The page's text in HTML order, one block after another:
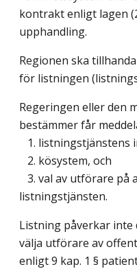
kontrakt enligt lagen
upphandling.
Regionen ska
för listningen
Regeringen eller den
bestämmer får
1. listningstjänstens
2. kösystem, och
3. val av utförare på
listningstjänsten.
Listning påverkar inte
välja utförare av
enligt 9 kap. 1 §